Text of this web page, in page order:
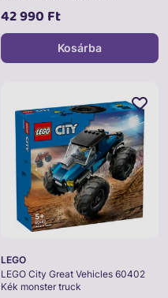
42 990 Ft
Kosárba
LEGO
LEGO City Great Vehicles 60402
Kék monster truck